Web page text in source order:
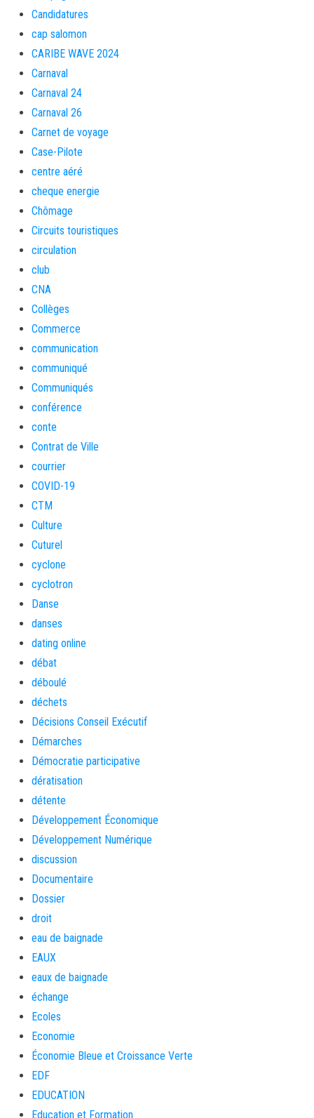
Candidatures
cap salomon
CARIBE WAVE 2024
Carnaval
Carnaval 24
Carnaval 26
Carnet de voyage
Case-Pilote
centre aéré
cheque energie
Chômage
Circuits touristiques
circulation
club
CNA
Collèges
Commerce
communication
communiqué
Communiqués
conférence
conte
Contrat de Ville
courrier
COVID-19
CTM
Culture
Cuturel
cyclone
cyclotron
Danse
danses
dating online
débat
déboulé
déchets
Décisions Conseil Exécutif
Démarches
Démocratie participative
dératisation
détente
Développement Économique
Développement Numérique
discussion
Documentaire
Dossier
droit
eau de baignade
EAUX
eaux de baignade
échange
Ecoles
Economie
Économie Bleue et Croissance Verte
EDF
EDUCATION
Education et Formation